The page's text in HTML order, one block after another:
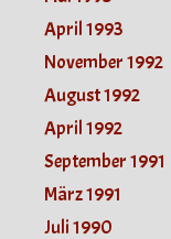
April 1993
November 1992
August 1992
April 1992
September 1991
März 1991
Juli 1990